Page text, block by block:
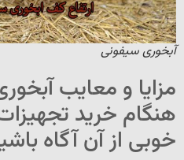
آبخوری سیفونی
مزایا و معایب
هنگام خرید
خوبی از آن آگاه